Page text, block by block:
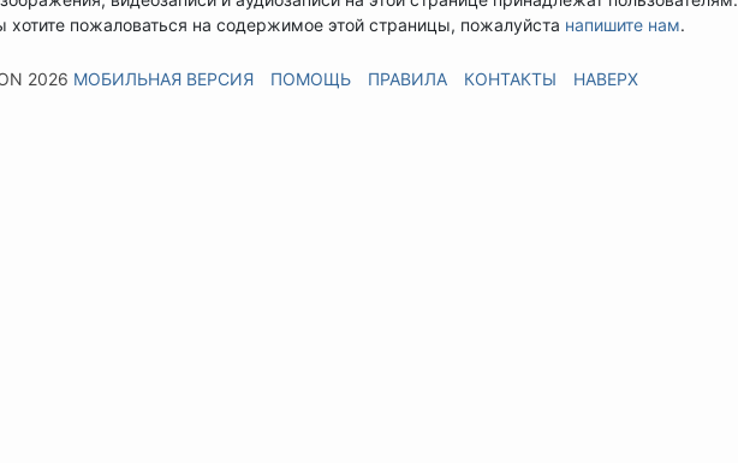
хотите пожаловаться на содержимое этой страницы, пожалуйста напишите нам.
2026 МОБИЛЬНАЯ ВЕРСИЯ ПОМОЩЬ ПРАВИЛА КОНТАКТЫ НАВЕРХ